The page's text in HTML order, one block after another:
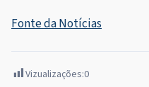
Fonte da Notícias
Vizualizações:0